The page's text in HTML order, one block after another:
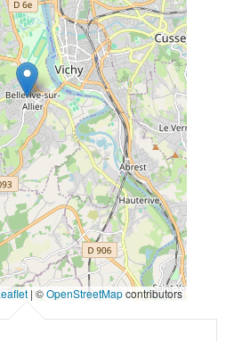
| ©OpenStreetMapcontributors